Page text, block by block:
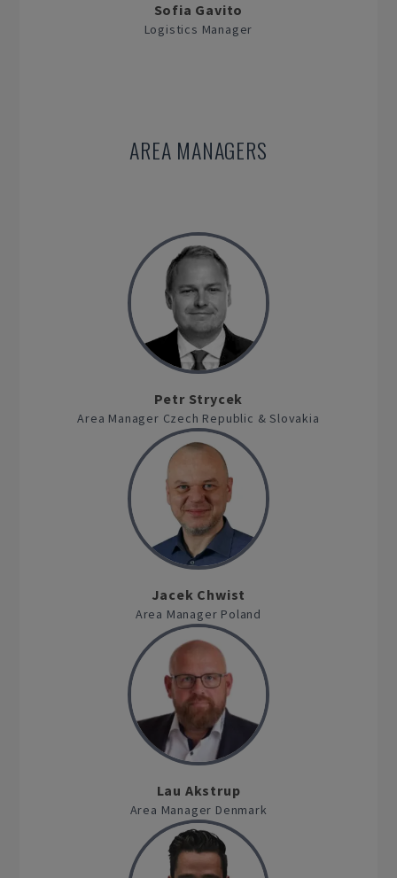
Sofia Gavito
Logistics Manager
AREA MANAGERS
Petr Strycek
Area Manager Czech Republic & Slovakia
Jacek Chwist
Area Manager Poland
Lau Akstrup
Area Manager Denmark